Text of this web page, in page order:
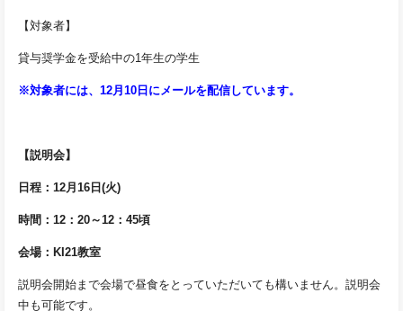
【対象者】
貸与奨学金を受給中の1年生の学生
※対象者には、12月10日にメールを配信しています。
【説明会】
日程：12月16日(火)
時間：12：20～12：45頃
会場：KI21教室
説明会開始まで会場で昼食をとっていただいても構いません。説明会
中も可能です。